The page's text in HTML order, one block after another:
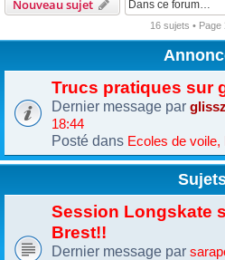
Nouveau sujet
16 sujets • Page
Trucs pratiques sur
Dernier message par
18:44
Posté dans Ecoles de voile,
Session Longskate
Brest!!
Dernier message par